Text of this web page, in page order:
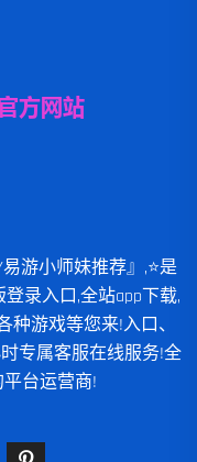
游小师妹推荐』,⭐️是
录入口,全站app下载,
种游戏等您来!入口、
专属客服在线服务!全
台运营商!